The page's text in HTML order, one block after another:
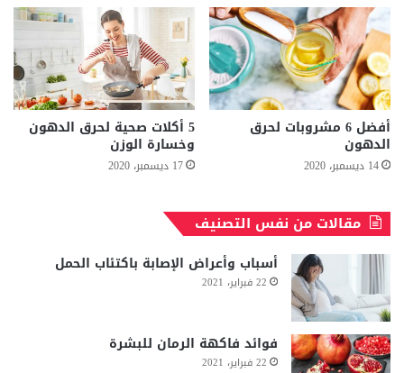
أفضل 6 مشروبات لحرق
الدهون
14 ديسمبر، 2020
5 أكلات صحية لحرق الدهون
وخسارة الوزن
17 ديسمبر، 2020
مقالات من نفس التصنيف
أسباب وأعراض الإصابة باكتئاب الحمل
22 فبراير، 2021
فوائد فاكهة الرمان للبشرة
22 فبراير، 2021